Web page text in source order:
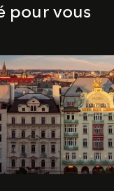
pour vous